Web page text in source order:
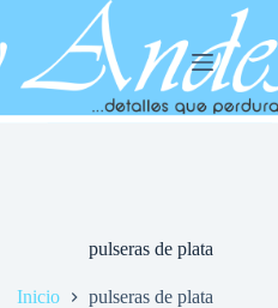
pulseras de plata
Inicio pulseras de plata